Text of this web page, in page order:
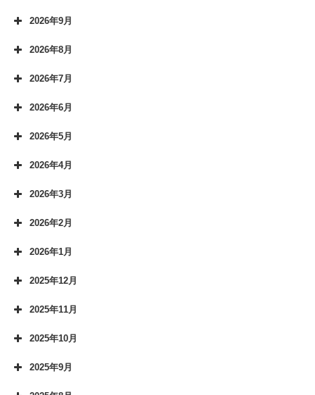
2026年9月
2026年8月
2026年7月
2026年6月
2026年5月
2026年4月
2026年3月
2026年2月
2026年1月
2025年12月
2025年11月
2025年10月
2025年9月